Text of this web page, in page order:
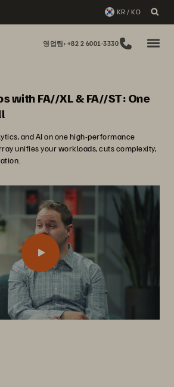
KR / KO
영업팀: +82 2 6001-3330
with FA//XL & FA//ST: One
and AI on one high-performance
unifies your workloads, cuts complexity,